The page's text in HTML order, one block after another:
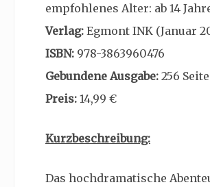
empfohlenes Alter: ab 14
Verlag: Egmont INK (Januar
ISBN: 978-3863960476
Gebundene Ausgabe: 256
Preis: 14,99 €
Kurzbeschreibung:
Das hochdramatische